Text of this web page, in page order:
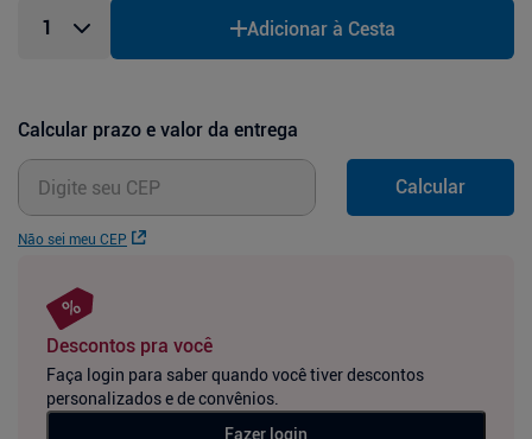
Adicionar à Cesta
Calcular prazo e valor da entrega
Não sei meu CEP
Calcular
Descontos pra você
Faça login para saber quando você tiver descontos
personalizados e de convênios.
Fazer login